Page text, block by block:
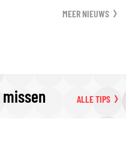
MEER NIEUWS
ALLE TIPS